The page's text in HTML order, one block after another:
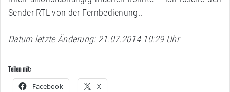
Sender RTL von der Fernbedienung..
Datum letzte Änderung: 21.07.2014 10:29 Uhr
Teilen mit:
Facebook X